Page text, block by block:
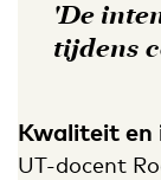
'De
tijdens
Kwaliteit
UT-docent